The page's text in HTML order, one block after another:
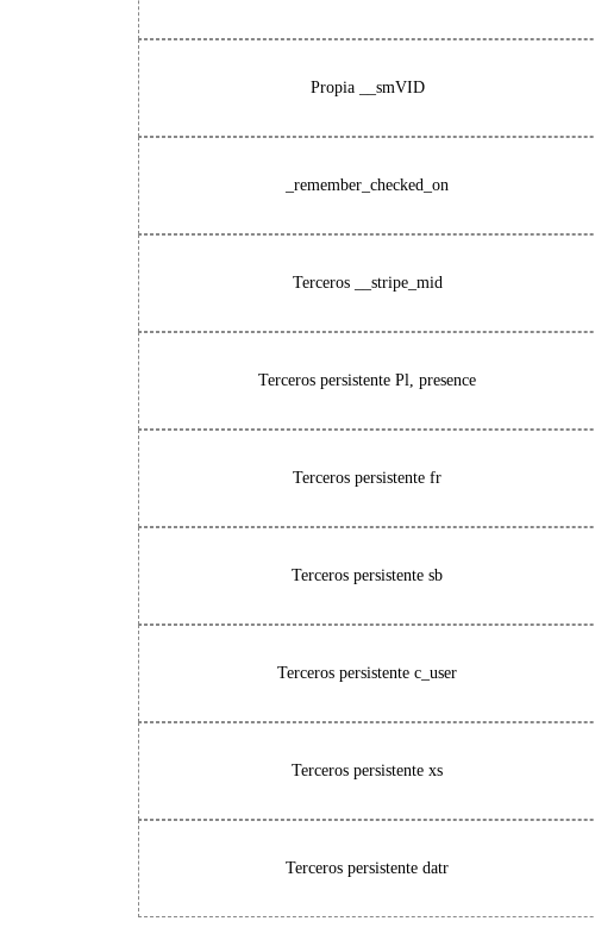
Propia __smVID
_remember_checked_on
Terceros __stripe_mid
Terceros persistentePl, presence
Terceros persistentefr
Terceros persistentesb
Terceros persistentec_user
Terceros persistentexs
Terceros persistentedatr